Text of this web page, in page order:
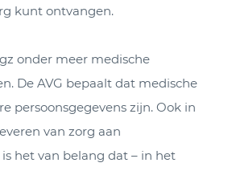
kunt ontvangen.
onder meer medische
De AVG bepaalt dat medische
persoonsgegevens zijn. Ook in
van zorg aan
het van belang dat – in het